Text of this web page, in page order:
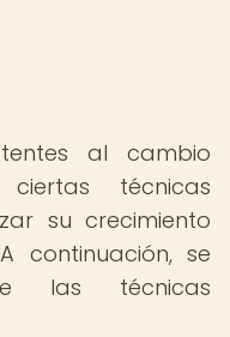
al cambio
técnicas
su crecimiento
continuación, se
las técnicas